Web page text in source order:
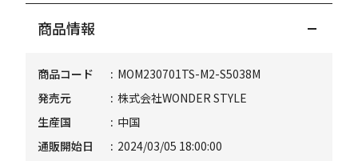
商品情報
商品コード
MOM230701TS-M2-S5038M
発売元
株式会社WONDER STYLE
生産国
中国
通販開始日
2024/03/05 18:00:00